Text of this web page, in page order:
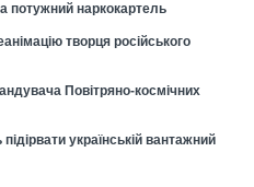
потужний наркокартель
творця російського
Повітряно-космічних
українській вантажний